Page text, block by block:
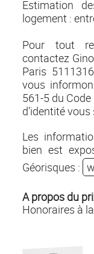
Estimation
logement :
Pour tout
contactez
Paris
vous
561-5 du
d’identité
Les
bien est
Géorisques :
A propos du
Honoraires à